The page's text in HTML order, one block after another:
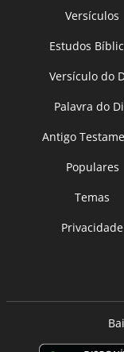
Versículos
Estudos
Versículo do
Palavra do
Antigo
Populares
Temas
Privacidade